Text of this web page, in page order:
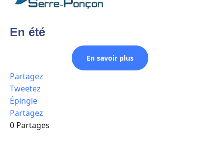
En été
En savoir plus
Partagez
Tweetez
Épingle
Partagez
0 Partages